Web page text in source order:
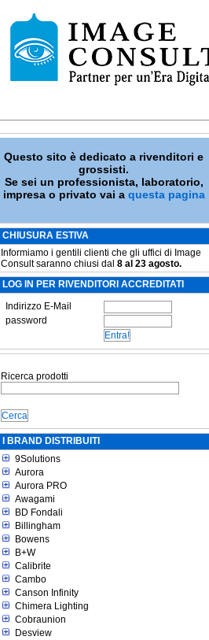
Questo sito è dedicato a rivenditori e
grossisti.
Se sei un professionista, laboratorio,
impresa o privato vai a questa pagina
CHIUSURA ESTIVA
Informiamo i gentili clienti che gli uffici di Image
Consult saranno chiusi dal 8 al 23 agosto.
LOG IN PER RIVENDITORI ACCREDITATI
Indirizzo E-Mail
password
Ricerca prodotti
I BRAND DISTRIBUITI
9Solutions
Aurora
Aurora PRO
Awagami
BD Fondali
Billingham
Bowens
B+W
Calibrite
Cambo
Canson Infinity
Chimera Lighting
Cobraunion
Desview